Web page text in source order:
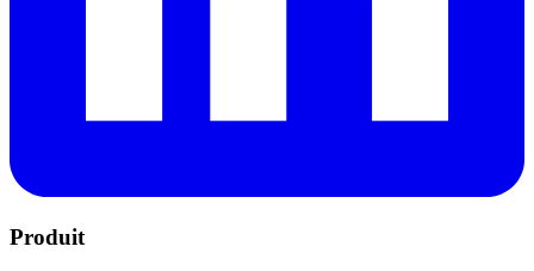
Produit